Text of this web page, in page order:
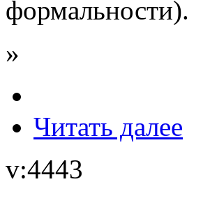
формальности).
»
Читать далее
v:4443